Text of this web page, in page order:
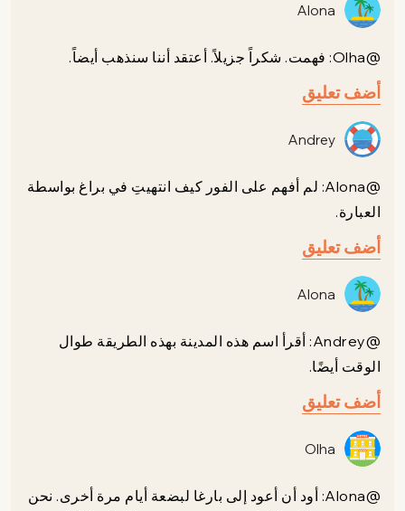
Alona
@Olha: فهمت. شكراً جزيلاً. أعتقد أننا سنذهب أيضاً.
أضف تعليق
Andrey
@Alona: لم أفهم على الفور كيف انتهيتِ في براغ بواسطة
العبارة.
أضف تعليق
Alona
@Andrey: أقرأ اسم هذه المدينة بهذه الطريقة طوال
الوقت أيضًا.
أضف تعليق
Olha
@Alona: أود أن أعود إلى بارغا لبضعة أيام مرة أخرى. نحن